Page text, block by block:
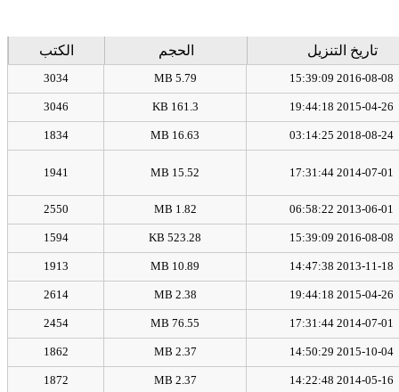
تاريخ التنزيل الحجم الكتب
2016-08-08 15:39:09
5.79 MB
3034
2015-04-26 19:44:18
161.3 KB
3046
2018-08-24 03:14:25
16.63 MB
1834
2014-07-01 17:31:44
15.52 MB
1941
2013-06-01 06:58:22
1.82 MB
2550
2016-08-08 15:39:09
523.28 KB
1594
2013-11-18 14:47:38
10.89 MB
1913
2015-04-26 19:44:18
2.38 MB
2614
2014-07-01 17:31:44
76.55 MB
2454
2015-10-04 14:50:29
2.37 MB
1862
2014-05-16 14:22:48
2.37 MB
1872